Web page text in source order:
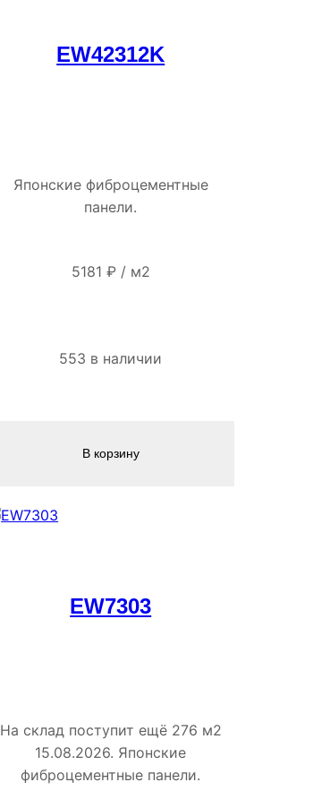
EW42312K
Японские фиброцементные
панели.
5181 ₽/ м2
553 в наличии
В корзину
EW7303
На склад поступит ещё 276 м2
15.08.2026. Японские
фиброцементные панели.